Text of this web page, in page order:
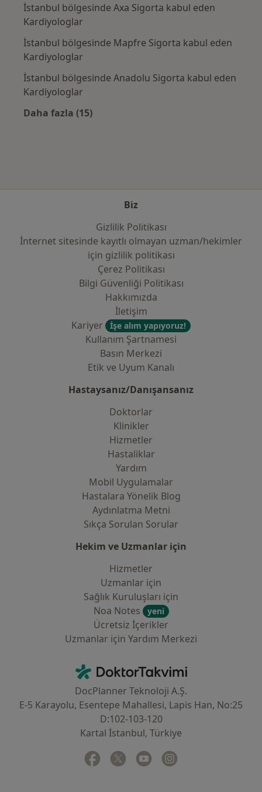
İstanbul bölgesinde Axa Sigorta kabul eden
Kardiyologlar
İstanbul bölgesinde Mapfre Sigorta kabul eden
Kardiyologlar
İstanbul bölgesinde Anadolu Sigorta kabul eden
Kardiyologlar
Daha fazla (15)
Biz
Gizlilik Politikası
İnternet sitesinde kayıtlı olmayan uzman/hekimler
i̇çin gizlilik politikası
Çerez Politikası
Bilgi Güvenliği Politikası
Hakkımızda
İletişim
Kariyer
İşe alım yapıyoruz!
Kullanım Şartnamesi
Basın Merkezi
Etik ve Uyum Kanalı
Hastaysanız/Danışansanız
Doktorlar
Klinikler
Hizmetler
Hastaliklar
Yardım
Mobil Uygulamalar
Hastalara Yönelik Blog
Aydınlatma Metni
Sıkça Sorulan Sorular
Hekim ve Uzmanlar için
Hizmetler
Uzmanlar için
Sağlık Kuruluşları için
Noa Notes
yeni
Ücretsiz İçerikler
Uzmanlar için Yardım Merkezi
DoktorTakvimi - Ana Sayfa
DocPlanner Teknoloji A.Ş.
E-5 Karayolu, Esentepe Mahallesi, Lapis Han, No:25
D:102-103-120
Kartal İstanbul, Türkiye
Facebook
yeni bir sekmede açılır
Twitter
yeni bir sekmede açılır
Youtube
yeni bir sekmede açılır